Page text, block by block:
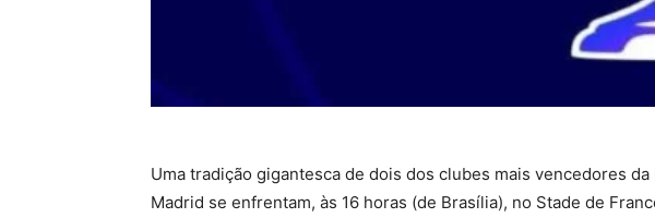
Uma tradição gigantesca de dois dos clubes mais vencedores
Madrid se enfrentam, às 16 horas (de Brasília), no Stade de